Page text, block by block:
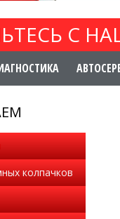
С
колпачков